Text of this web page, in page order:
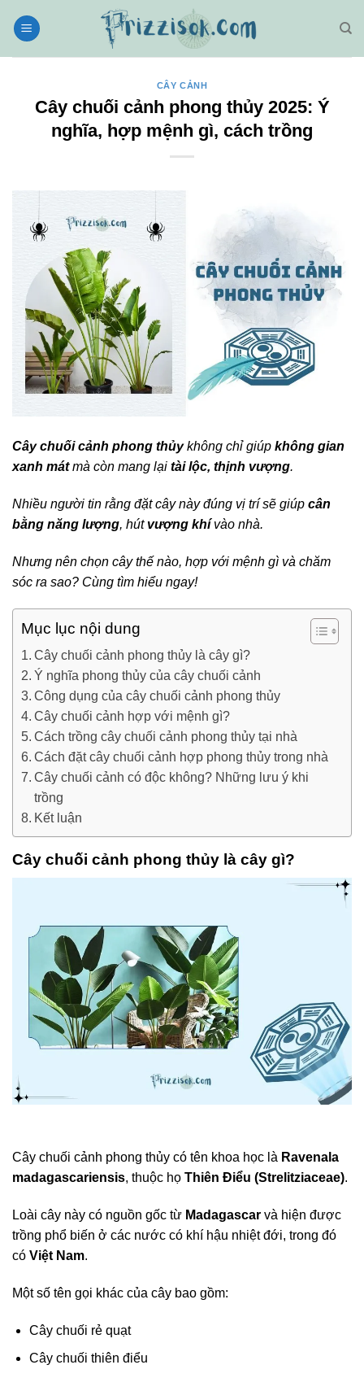
qua
CÂY CẢNH
Cây chuối cảnh phong thủy 2025: Ý
nghĩa, hợp mệnh gì, cách trồng
Cây chuối cảnh phong thủykhông chỉ giúp không gian
xanh mátmà còn mang lại tài lộc, thịnh vượng.
Nhiều người tin rằng đặt cây này đúng vị trí sẽ giúp cân
bằng năng lượng, hút vượng khívào nhà.
Nhưng nên chọn cây thế nào, hợp với mệnh gì và chăm
sóc ra sao? Cùng tìm hiểu ngay!
Mục lục nội dung
Cây chuối cảnh phong thủy là cây gì?
Ý nghĩa phong thủy của cây chuối cảnh
Công dụng của cây chuối cảnh phong thủy
Cây chuối cảnh hợp với mệnh gì?
Cách trồng cây chuối cảnh phong thủy tại nhà
Cách đặt cây chuối cảnh hợp phong thủy trong nhà
Cây chuối cảnh có độc không? Những lưu ý khi
trồng
Kết luận
Cây chuối cảnh phong thủy là cây gì?
Cây chuối cảnh phong thủy có tên khoa học là Ravenala
madagascariensis, thuộc họ Thiên Điểu (Strelitziaceae).
Loài cây này có nguồn gốc từ Madagascar và hiện được
trồng phổ biến ở các nước có khí hậu nhiệt đới, trong đó
có Việt Nam.
Một số tên gọi khác của cây bao gồm:
Cây chuối rẻ quạt
Cây chuối thiên điểu